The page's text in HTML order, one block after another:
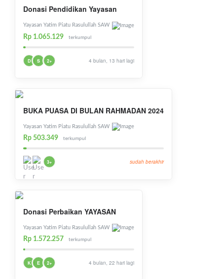
Donasi Pendidikan Yayasan
Yayasan Yatim Piatu Rasulullah SAW
Rp 1.065.129 terkumpul
D S 2+ 4 bulan, 13 hari lagi
BUKA PUASA DI BULAN RAHMADAN 2024
Yayasan Yatim Piatu Rasulullah SAW
Rp 503.349 terkumpul
3+ sudah berakhir
Donasi Perbaikan YAYASAN
Yayasan Yatim Piatu Rasulullah SAW
Rp 1.572.257 terkumpul
K E 2+ 4 bulan, 22 hari lagi